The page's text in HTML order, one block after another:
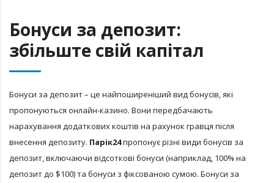
Бонуси за депозит:
збільште свій капітал
Бонуси за депозит – це найпоширеніший вид бонусів, які
пропонуються онлайн-казино. Вони передбачають
нарахування додаткових коштів на рахунок гравця після
внесення депозиту. Парік24пропонує різні види бонусів за
депозит, включаючи відсоткові бонуси (наприклад, 100% на
депозит до $100) та бонуси з фіксованою сумою. Бонуси за